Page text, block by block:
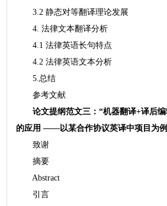
3.2 静态对等翻译理论发展
4. 法律文本翻译分析
4.1 法律英语长句特点
4.2 法律英语文本分析
5.总结
参考文献
论文提纲范文三：“机器翻译+译后编
的应用 ——以某合作协议英译中项目为例
致谢
摘要
Abstract
引言